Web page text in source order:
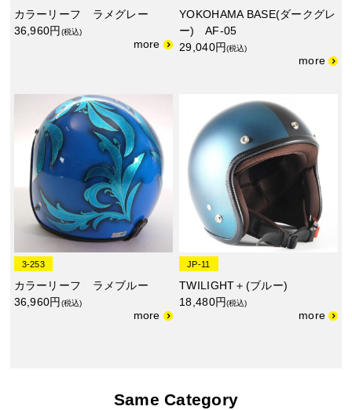
カラーリーフ ラメグレー
36,960円 (税込)
YOKOHAMA BASE(ダークグレ
ー) AF-05
29,040円(税込)
3-253
カラーリーフ ラメブルー
36,960円 (税込)
JP-11
TWILIGHT＋(ブルー)
18,480円(税込)
Same Category